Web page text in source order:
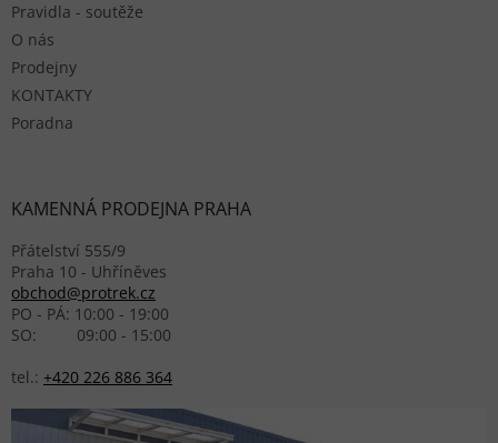
Pravidla - soutěže
O nás
Prodejny
KONTAKTY
Poradna
KAMENNÁ PRODEJNA PRAHA
Přátelství 555/9
Praha 10 - Uhříněves
obchod@protrek.cz
PO - PÁ: 10:00 - 19:00
SO: 09:00 - 15:00
tel.: +420 226 886 364